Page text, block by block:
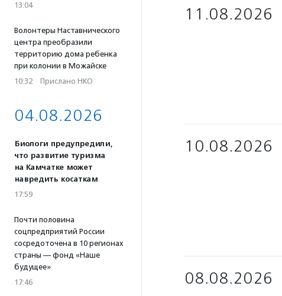
13:04
Волонтеры Наставнического
центра преобразили
территорию дома ребенка
при колонии в Можайске
10:32 · Прислано НКО
04.08.2026
Биологи предупредили,
что развитие туризма
на Камчатке может
навредить косаткам
17:59
Почти половина
соцпредприятий России
сосредоточена в 10 регионах
страны — фонд «Наше
будущее»
17:46
11.08.2026
10.08.2026
08.08.2026